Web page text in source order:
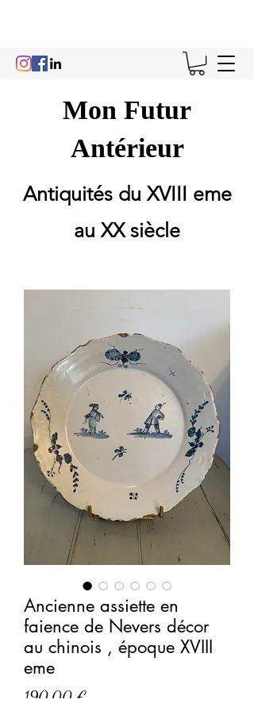
Mon Futur
Antérieur
Antiquités du XVIII eme
au XX siècle
Ancienne assiette en
faience de Nevers décor
au chinois , époque XVIII
eme
190,00 €